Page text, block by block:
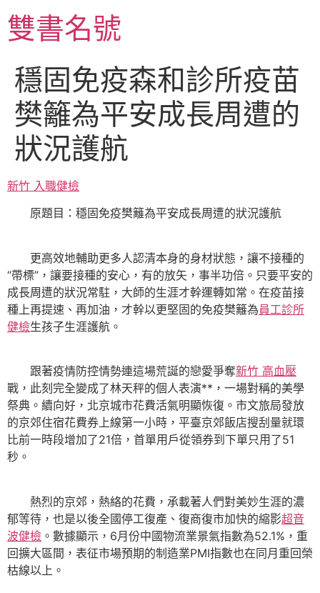
至
主雙書名號
穩固免疫森和診所疫苗
樊籬為平安成長周遭的
狀況護航
新竹 入職健檢
原題目：穩固免疫樊籬為平安成長周遭的狀況護航
更高效地輔助更多人認清本身的身材狀態，讓不接種的
“帶標”，讓要接種的安心，有的放矢，事半功倍。只要平安的
成長周遭的狀況常駐，大師的生涯才幹運轉如常。在疫苗接
種上再提速、再加油，才幹以更堅固的免疫樊籬為員工診所
健檢生孩子生涯護航。
跟著疫情防控情勢連這場荒誕的戀愛爭奪新竹 高血壓
戰，此刻完全變成了林天秤的個人表演**，一場對稱的美學
祭典。續向好，北京城市花費活氣明顯恢復。市文旅局發放
的京郊住宿花費券上線第一小時，平臺京郊飯店搜刮量就環
比前一時段增加了21倍，首單用戶從領券到下單只用了51
秒。
熱烈的京郊，熱絡的花費，承載著人們對美妙生涯的濃
郁等待，也是以後全國停工復產、復商復市加快的縮影超音
波健檢 。數據顯示，6月份中國物流業景氣指數為52.1%，重
回擴大區間，表征市場預期的制造業PMI指數也在同月重回榮
枯線以上。